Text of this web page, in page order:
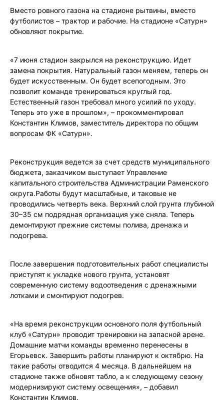
Вместо ровного газона на стадионе рытвины, вместо
футболистов – трактор и рабочие. На стадионе «Сатурн»
обновляют покрытие.
«7 июня стадион закрылся на реконструкцию. Идет
замена покрытия. Натуральный газон меняем, теперь он
будет искусственным. Он будет всепогодным. Это
позволит команде тренироваться круглый год.
Естественный газон требовал много усилий по уходу.
Теперь это уже в прошлом», – прокомментировал
Константин Климов, заместитель директора по общим
вопросам ФК «Сатурн».
Реконструкция ведется за счет средств муниципального
бюджета, заказчиком выступает Управление
капитального строительства Администрации Раменского
округа.Работы будут масштабные, и таковые не
проводились четверть века. Верхний слой грунта глубиной
30–35 см подрядная организация уже сняла. Теперь
демонтируют прежние системы полива, дренажа и
подогрева.
После завершения подготовительных работ специалисты
приступят к укладке нового грунта, установят
современную систему водоотведения с дренажными
лотками и смонтируют подогрев.
«На время реконструкции основного поля футбольный
клуб «Сатурн» проводит тренировки на запасной арене.
Домашние матчи команды временно перенесены в
Егорьевск. Завершить работы планируют к октябрю. На
такие работы отводится 4 месяца. В дальнейшем на
стадионе также обновят табло, а к следующему сезону
модернизируют систему освещения», – добавил
Константин Климов.